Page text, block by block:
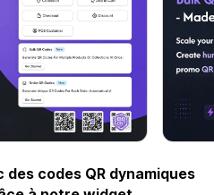
codes QR dynamiques